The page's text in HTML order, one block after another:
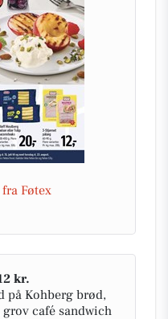
Føtex
kr.
på Kohberg brød,
café sandwich